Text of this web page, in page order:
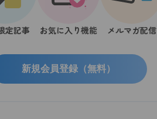
定記事 お気に入り機能 メルマガ配信
新規会員登録（無料）